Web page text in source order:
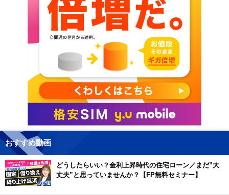
おすすめ動画
どうしたらいい？金利上昇時代の住宅ローン／まだ”大
丈夫”と思っていませんか？【FP無料セミナー】